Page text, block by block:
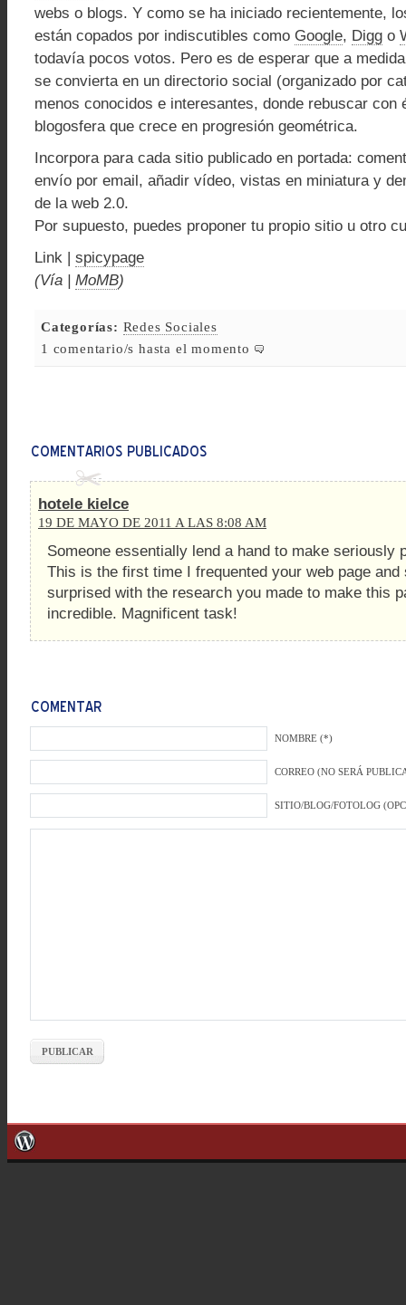
webs o blogs. Y como se ha iniciado recientemente,
están copados por indiscutibles como Google, Digg o
todavía pocos votos. Pero es de esperar que a
se convierta en un directorio social (organizado por
menos conocidos e interesantes, donde rebuscar con
blogosfera que crece en progresión geométrica.
Incorpora para cada sitio publicado en portada:
envío por email, añadir vídeo, vistas en miniatura y
de la web 2.0.
Por supuesto, puedes proponer tu propio sitio u otro
Link | spicypage
(Vía | MoMB)
Categorías: Redes Sociales
1 comentario/s hasta el momento
hotele kielce
19 DE MAYO DE 2011 A LAS 8:08 AM
Someone essentially lend a hand to make seriously
This is the first time I frequented your web page and
surprised with the research you made to make this
incredible. Magnificent task!
NOMBRE (*)
CORREO (NO SERÁ
SITIO/BLOG/FOTOLOG